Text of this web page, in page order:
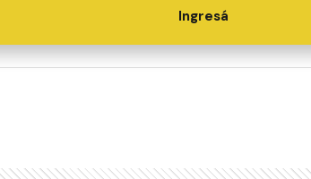
Ingresá